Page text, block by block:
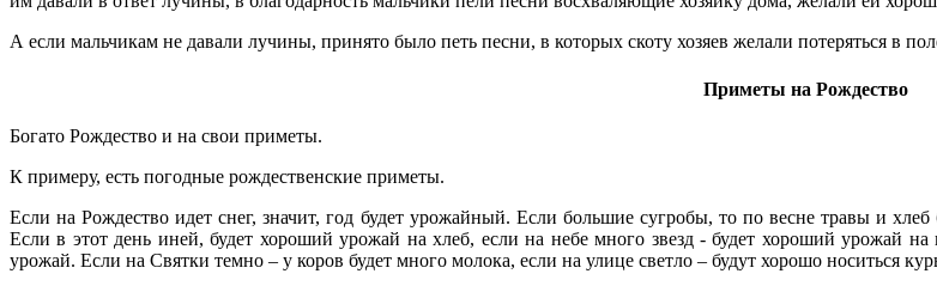
А если мальчикам не давали лучины, принято было петь песни, в которых скоту хозяев желали потеряться в
Приметы на Рождество
Богато Рождество и на свои приметы.
К примеру, есть погодные рождественские приметы.
Если на Рождество идет снег, значит, год будет урожайный. Если большие сугробы, то по весне травы и
Если в этот день иней, будет хороший урожай на хлеб, если на небе много звезд - будет хороший урожай
урожай. Если на Святки темно – у коров будет много молока, если на улице светло – будут хорошо носиться